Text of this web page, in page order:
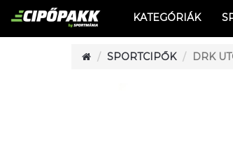
KATEGÓRIÁK
SPORTCIPŐK DRK